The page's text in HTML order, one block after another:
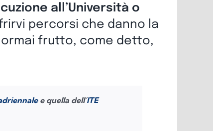
all’Università o
percorsi che danno la
ormai frutto, come detto,
e quella dell’ITE